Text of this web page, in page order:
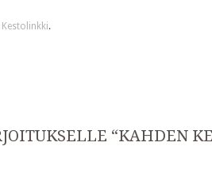
Kestolinkki.
“KAHDEN